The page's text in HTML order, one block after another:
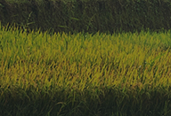
我们的客户